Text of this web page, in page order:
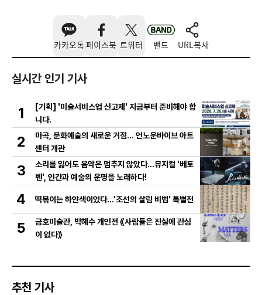
카카오톡 페이스북 트위터 밴드 URL복사
실시간 인기 기사
1
[기획] '미술서비스업 신고제' 지금부터 준비해야 합
니다.
2
마곡, 문화예술의 새로운 거점… 언노운바이브 아트
센터 개관
3
소리를 잃어도 음악은 멈추지 않았다…뮤지컬 '베토
벤', 인간과 예술의 운명을 노래하다!
4 떡볶이는 하얀색이었다...'조선의 살림 비법' 특별전
5
금호미술관, 박혜수 개인전 《사람들은 진실에 관심
이 없다》
추천 기사